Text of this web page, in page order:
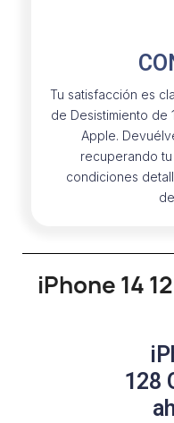
Tu satisfacción es
de Desistimiento de
Apple.
recuperando
condiciones
iPhone 14
128